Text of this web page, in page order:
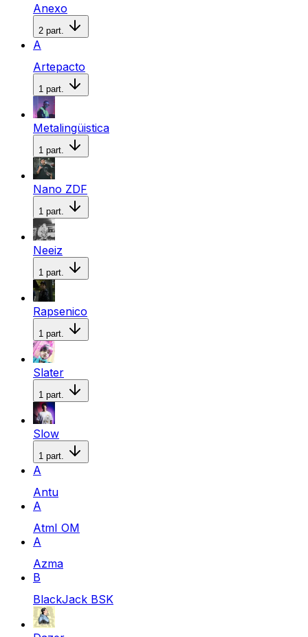
Anexo
2 part.
A
Artepacto
1 part.
Metalingüistica
1 part.
Nano ZDF
1 part.
Neeiz
1 part.
Rapsenico
1 part.
Slater
1 part.
Slow
1 part.
A
Antu
A
AtmI OM
A
Azma
B
BlackJack BSK